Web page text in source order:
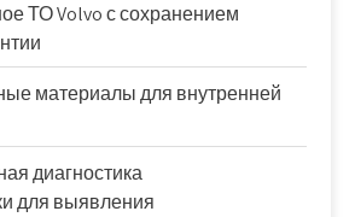
ТО Volvo с сохранением
материалы для внутренней
диагностика
для выявления